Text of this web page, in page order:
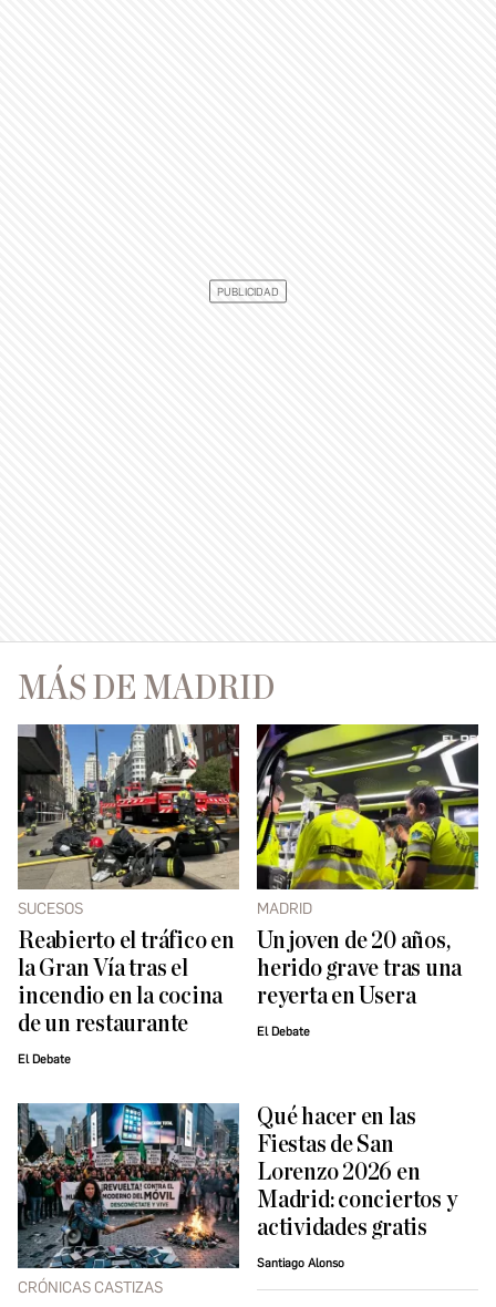
MÁS DE MADRID
SUCESOS
Reabierto el tráfico en
la Gran Vía tras el
incendio en la cocina
de un restaurante
El Debate
MADRID
Un joven de 20 años,
herido grave tras una
reyerta en Usera
El Debate
CRÓNICAS CASTIZAS
Qué hacer en las
Fiestas de San
Lorenzo 2026 en
Madrid: conciertos y
actividades gratis
Santiago Alonso